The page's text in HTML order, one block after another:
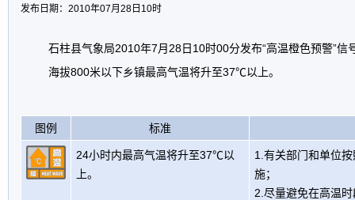
发布日期：2010年07月28日10时
石柱县气象局2010年7月28日10时00分发布“高温橙色预警”信
海拔800米以下乡镇最高气温将升至37℃以上。
图例 标准
24小时内最高气温将升至37℃以
上。
1.有关部门和单位
施；
2.尽量避免在高温